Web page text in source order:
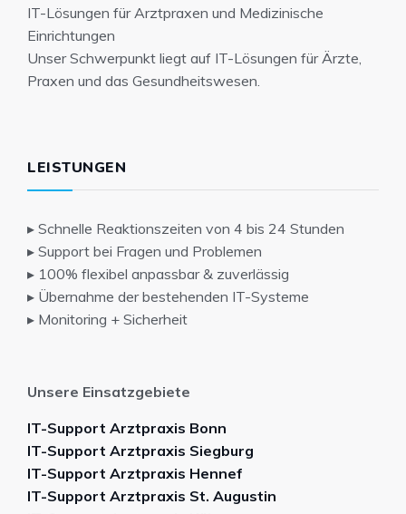
IT-Lösungen für Arztpraxen und Medizinische
Einrichtungen
Unser Schwerpunkt liegt auf IT-Lösungen für Ärzte,
Praxen und das Gesundheitswesen.
LEISTUNGEN
▸ Schnelle Reaktionszeiten von 4 bis 24 Stunden
▸ Support bei Fragen und Problemen
▸ 100% flexibel anpassbar & zuverlässig
▸ Übernahme der bestehenden IT-Systeme
▸ Monitoring + Sicherheit
Unsere Einsatzgebiete
IT-Support Arztpraxis Bonn
IT-Support Arztpraxis Siegburg
IT-Support Arztpraxis Hennef
IT-Support Arztpraxis St. Augustin